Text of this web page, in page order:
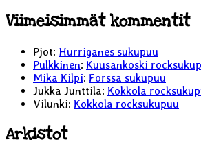
Viimeisimmät kommentit
Pjot: Hurriganes sukupuu
Pulkkinen: Kuusankoski
Mika Kilpi: Forssa sukupuu
Jukka Junttila: Kokkola
Vilunki: Kokkola rocksukupuu
Arkistot